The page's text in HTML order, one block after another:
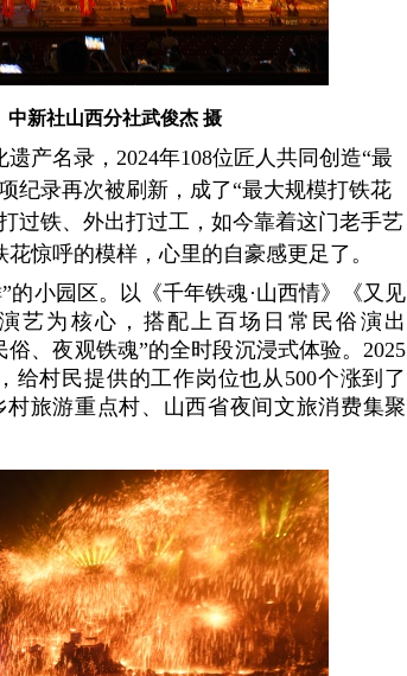
中新社山西分社武俊杰 摄
产名录，2024年108位匠人共同创造“最
纪录再次被刷新，成了“最大规模打铁花
过铁、外出打过工，如今靠着这门老手艺
惊呼的模样，心里的自豪感更足了。
小园区。以《千年铁魂·山西情》《又见
艺为核心，搭配上百场日常民俗演出
、夜观铁魂”的全时段沉浸式体验。2025
给村民提供的工作岗位也从500个涨到了
旅游重点村、山西省夜间文旅消费集聚